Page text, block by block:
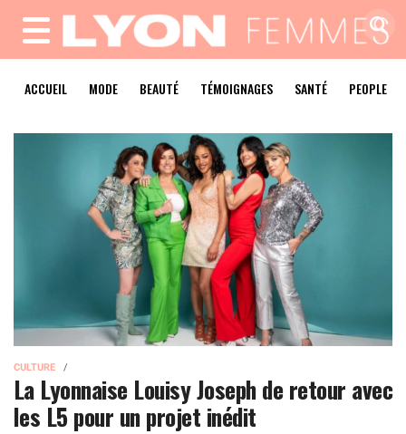
MENU
ACCUEIL MODE BEAUTÉ TÉMOIGNAGES SANTÉ PEOPLE
CULTURE
La Lyonnaise Louisy Joseph de retour avec
les L5 pour un projet inédit